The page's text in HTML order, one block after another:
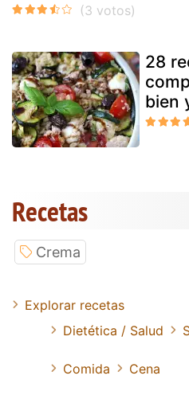
28
bien
Recetas
Crema
Explorar recetas
Dietética / Salud
Comida Cena